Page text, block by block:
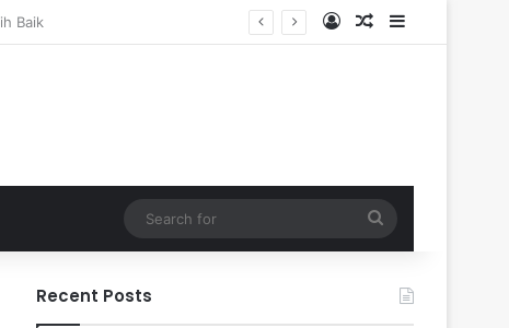
Log InRandom Article
Sidebar
for
Recent Posts